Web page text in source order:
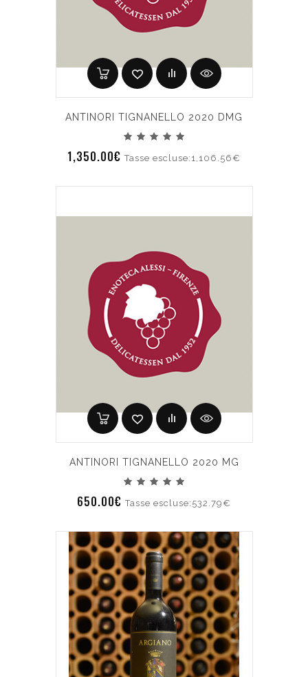
ANTINORI TIGNANELLO 2020 DMG
1,350.00€Tasse escluse:1,106.56€
ANTINORI TIGNANELLO 2020 MG
650.00€Tasse escluse:532.79€